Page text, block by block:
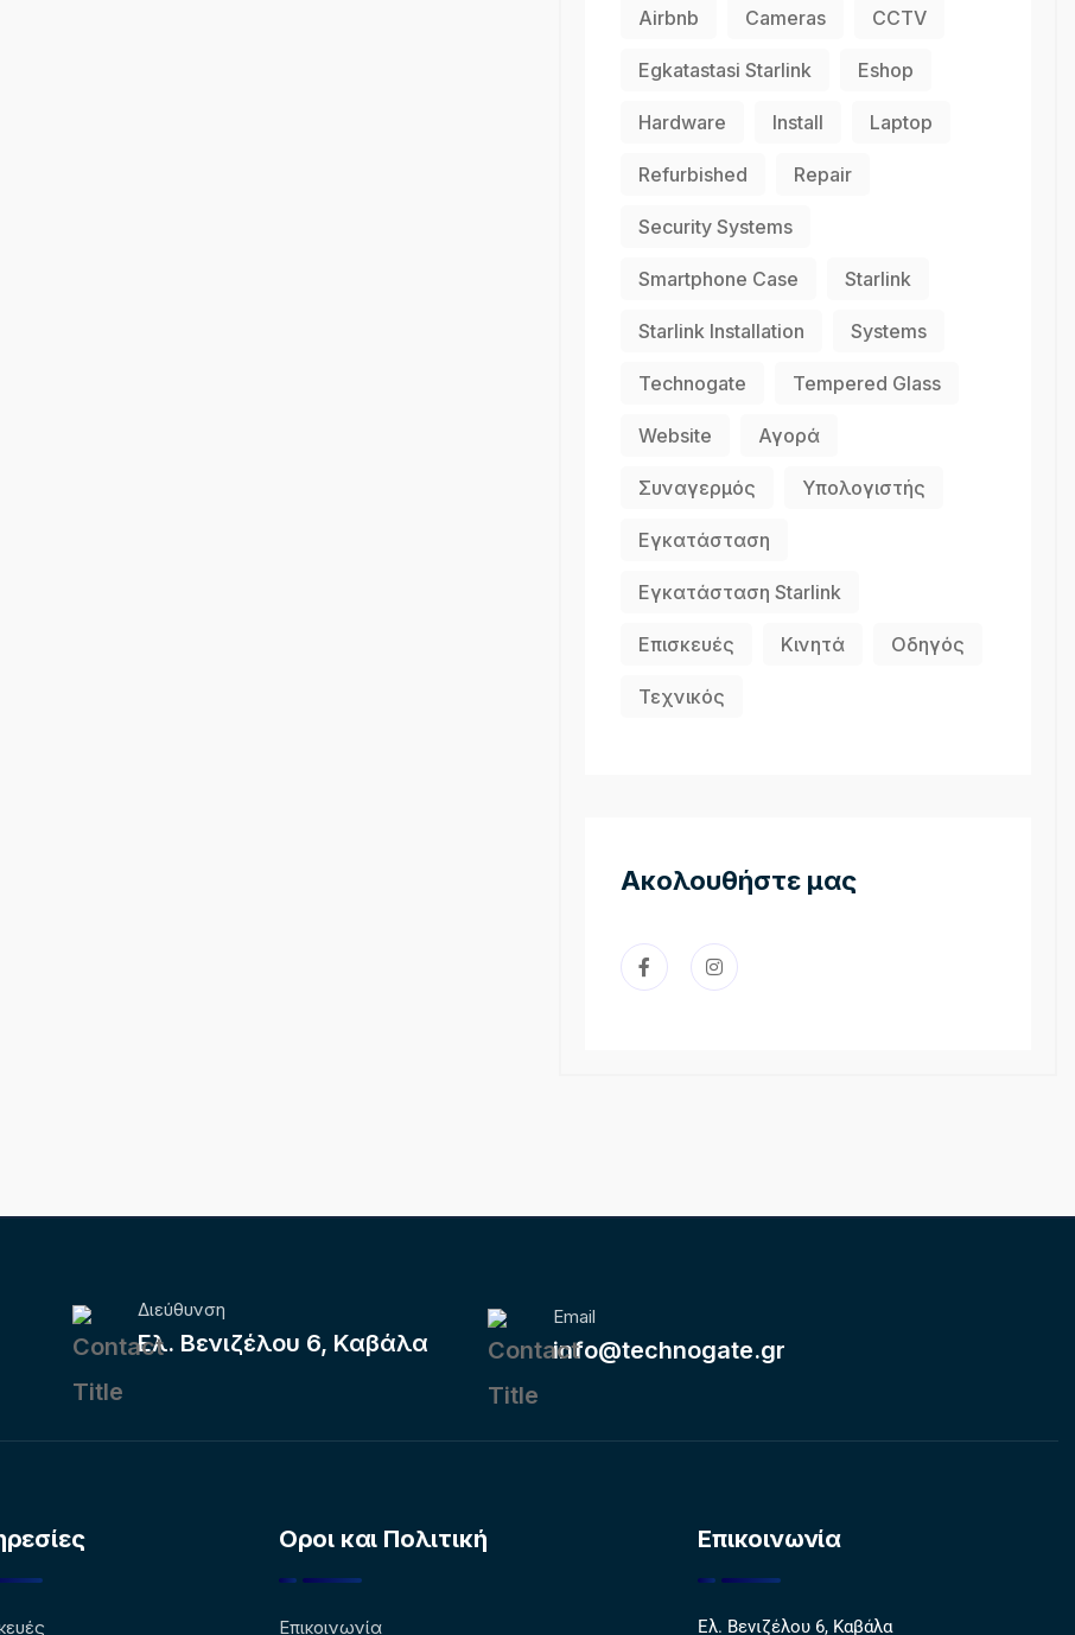
Airbnb Cameras CCTV
Egkatastasi Starlink Eshop
Hardware Install Laptop
Refurbished Repair
Security Systems
Smartphone Case Starlink
Starlink Installation Systems
Technogate Tempered Glass
Website Αγορά
Συναγερμός Υπολογιστής
Εγκατάσταση
Εγκατάσταση Starlink
Επισκευές Κινητά Οδηγός
Τεχνικός
Ακολουθήστε μας
Διεύθυνση
Ελ. Βενιζέλου 6, Καβάλα
Email
info@technogate.gr
Οροι και Πολιτική
Επικοινωνία
Επικοινωνία
Ελ. Βενιζέλου 6, Καβάλα